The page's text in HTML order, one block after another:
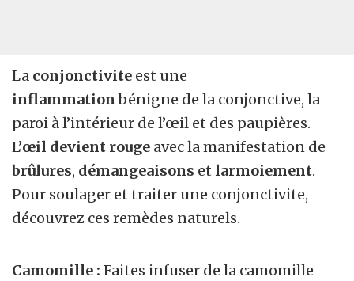
La conjonctivite est une
inflammationbénigne de la conjonctive, la
paroi à l’intérieur de l’œil et des paupières.
L’œil devient rouge avec la manifestation de
brûlures, démangeaisons et larmoiement.
Pour soulager et traiter une conjonctivite,
découvrez ces remèdes naturels.
Camomille : Faites infuser de la camomille